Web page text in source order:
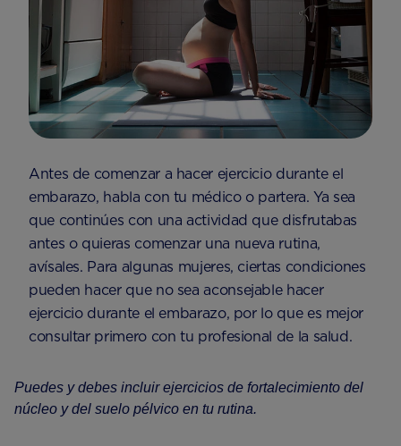
Antes de comenzar a hacer ejercicio durante el
embarazo, habla con tu médico o partera. Ya sea
que continúes con una actividad que disfrutabas
antes o quieras comenzar una nueva rutina,
avísales. Para algunas mujeres, ciertas condiciones
pueden hacer que no sea aconsejable hacer
ejercicio durante el embarazo, por lo que es mejor
consultar primero con tu profesional de la salud.
Puedes y debes incluir ejercicios de fortalecimiento del
núcleo y del suelo pélvico en tu rutina.